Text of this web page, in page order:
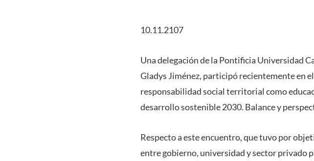
10.11.2107
Una delegación de la Pontificia Universidad
Gladys Jiménez, participó recientemente en
responsabilidad social territorial como
desarrollo sostenible 2030. Balance y
Respecto a este encuentro, que tuvo por
entre gobierno, universidad y sector privado